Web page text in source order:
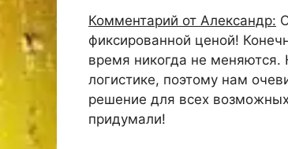
Комментарий от Александр:
фиксированной ценой!
время никогда не
логистике, поэтому нам
решение для всех
придумали!